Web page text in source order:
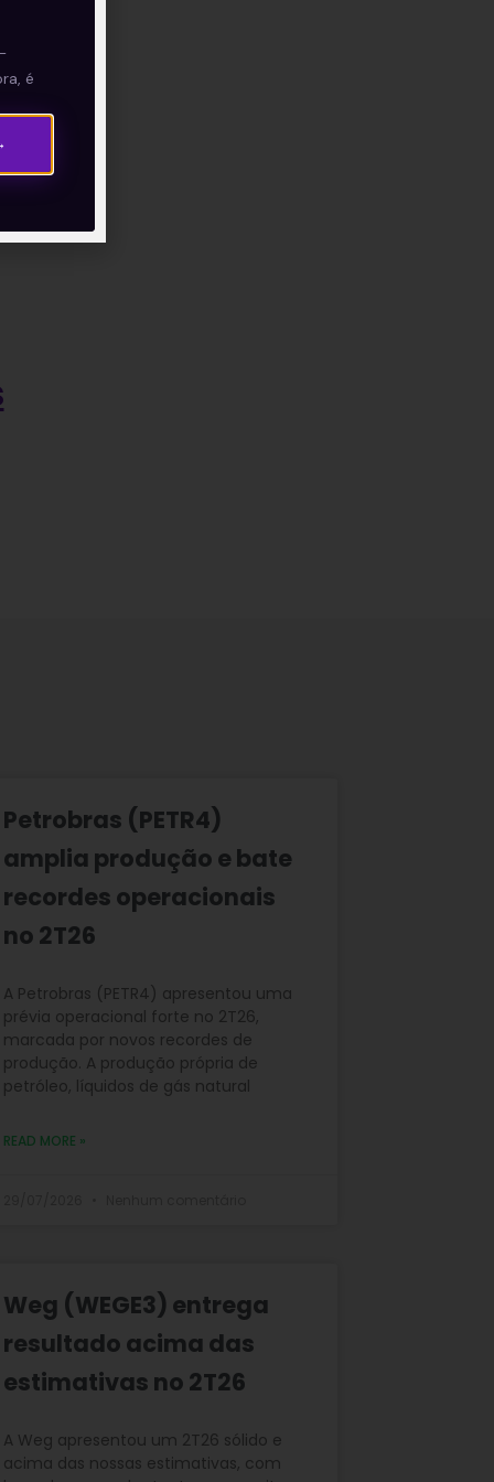
Petrobras (PETR4)
amplia produção e bate
recordes operacionais
no 2T26
A Petrobras (PETR4) apresentou uma
prévia operacional forte no 2T26,
marcada por novos recordes de
produção. A produção própria de
petróleo, líquidos de gás natural
READ MORE »
Weg (WEGE3) entrega
resultado acima das
estimativas no 2T26
A Weg apresentou um 2T26 sólido e
acima das nossas estimativas, com
é